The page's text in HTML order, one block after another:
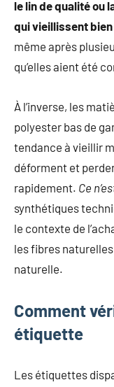
le lin de qualité ou
qui vieillissent bien
même après
qu’elles aient été
À l’inverse, les
polyester bas de
tendance à vieillir
déforment et
rapidement. Ce
synthétiques
le contexte de
les fibres
naturelle.
Comment
étiquette
Les étiquettes